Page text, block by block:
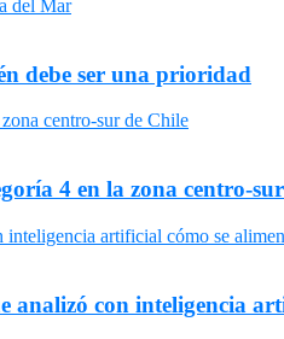
debe ser una prioridad
4 en la zona centro-
con inteligencia